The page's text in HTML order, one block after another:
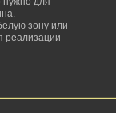
зону или
реализации